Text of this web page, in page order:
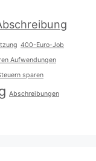
400-Euro-Job
Aufwendungen
sparen
Abschreibungen